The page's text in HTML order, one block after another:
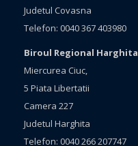
Judetul Covasna
Telefon: 0040 367 403980
Biroul Regional Harghita
Miercurea Ciuc,
5 Piata Libertatii
Camera 227
Judetul Harghita
Telefon: 0040 266 207747